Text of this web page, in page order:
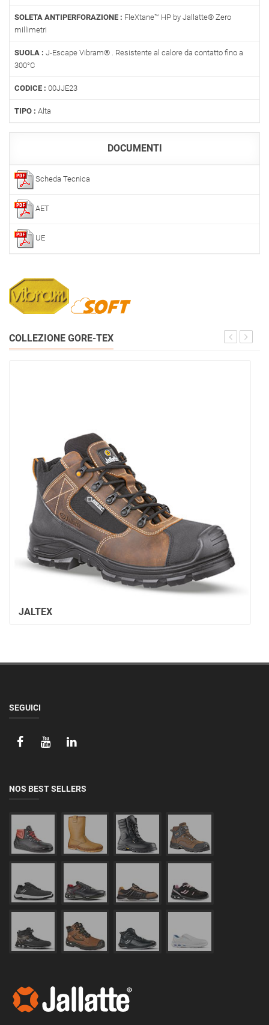
SOLETA ANTIPERFORAZIONE : FleXtane™ HP by Jallatte® Zero
millimetri
SUOLA : J-Escape Vibram® . Resistente al calore da contatto fino a
300°C
CODICE : 00JJE23
TIPO : Alta
DOCUMENTI
Scheda Tecnica
AET
UE
COLLEZIONE GORE-TEX
JALTEX
SEGUICI
NOS BEST SELLERS